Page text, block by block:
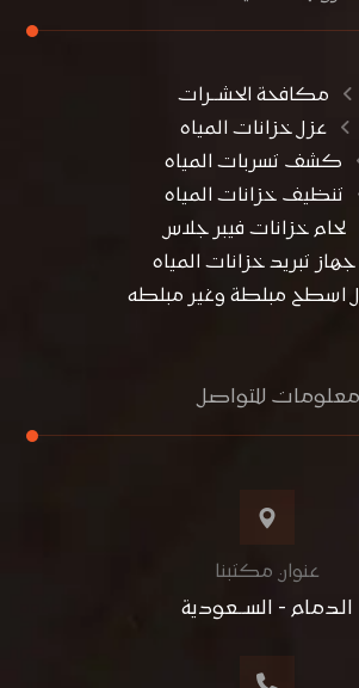
مكافحة الحشــرات
عزل خزانات المياه
كشف تسربات المياه
تنظيف خزانات المياه
لحام خزانات فيبر جلاس
جهاز تبريد خزانات المياه
اسطح مبلطة وغير مبلطه
معلومات للتواصل
عنوان مكتبنا
الدمام - الســعودية